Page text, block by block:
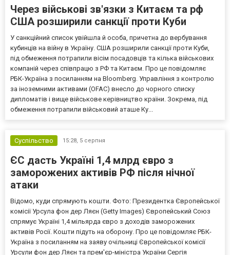
Через військові зв'язки з Китаєм та рф
США розширили санкції проти Куби
У санкційний список увійшла й особа, причетна до вербування
кубинців на війну в Україну. США розширили санкції проти Куби,
під обмеження потрапили вісім посадовців та кілька військових
компаній через співпрацю з РФ та Китаєм. Про це повідомляє
РБК-Україна з посиланням на Bloomberg. Управління з контролю
за іноземними активами (OFAC) внесло до чорного списку
дипломатів і вище військове керівництво країни. Зокрема, під
обмеження потрапили військовий аташе Ку...
Суспільство 15:28, 5 серпня
ЄС дасть Україні 1,4 млрд євро з
заморожених активів РФ після нічної
атаки
Відомо, куди спрямують кошти. Фото: Президентка Європейської
комісії Урсула фон дер Ляєн (Getty Images) Європейський Союз
спрямує Україні 1,4 мільярда євро з доходів заморожених
активів Росії. Кошти підуть на оборону. Про це повідомляє РБК-
Україна з посиланням на заяву очільниці Європейської комісії
Урсули фон дер Ляєн та прем'єр-міністра України Сергія